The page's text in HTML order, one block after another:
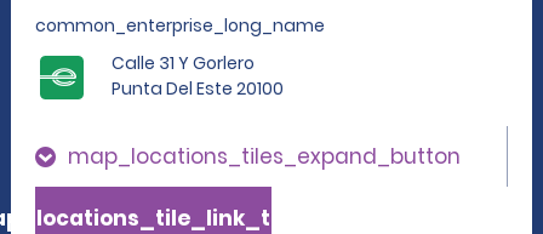
common_enterprise_long_name
Calle 31 Y Gorlero
Punta Del Este 20100
map_locations_tiles_expand_button